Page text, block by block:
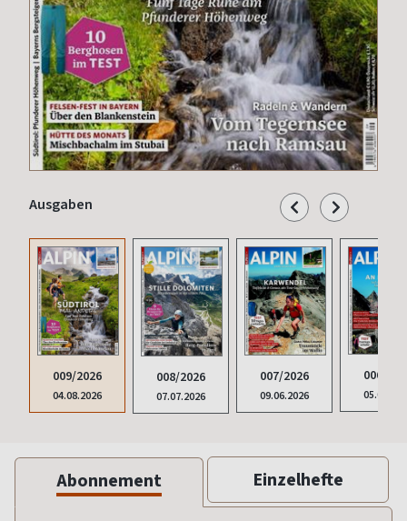
Ausgaben
009/2026
04.08.2026
008/2026
07.07.2026
007/2026
09.06.2026
006/
Abonnement Einzelhefte